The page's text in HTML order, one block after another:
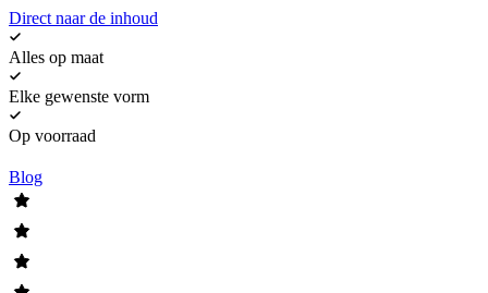
Direct naar de inhoud
Alles op maat
Elke gewenste vorm
Op voorraad
Blog